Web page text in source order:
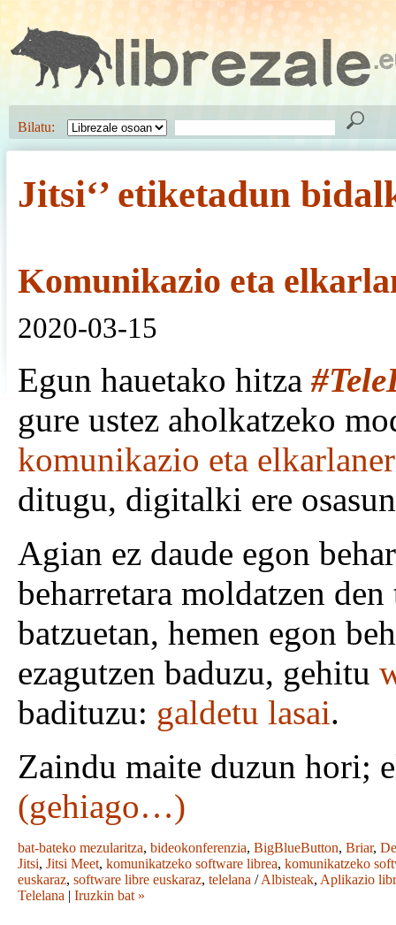
Bilatu:
Jitsi‘’ etiketadun
Komunikazio eta
2020-03-15
Egun hauetako hitza
gure ustez aholkatzeko
komunikazio eta
ditugu, digitalki ere
Agian ez daude egon
beharretara moldatzen
batzuetan, hemen egon
ezagutzen baduzu, gehitu
badituzu: galdetu lasai.
Zaindu maite duzun hori;
(gehiago…)
bat-bateko mezularitza, bideokonferenzia, BigBlueButton, Briar,
Jitsi, Jitsi Meet, komunikatzeko software librea, komunikatzeko
euskaraz, software libre euskaraz, telelana /Albisteak, Aplikazio
Telelana | Iruzkin bat »